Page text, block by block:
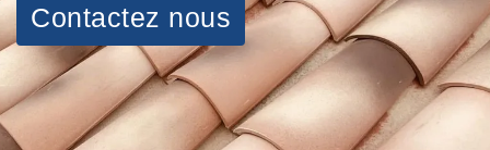
Contactez nous